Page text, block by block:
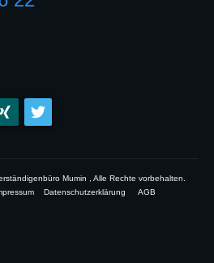
Mumin , Alle Rechte vorbehalten.
Datenschutzerklärung AGB